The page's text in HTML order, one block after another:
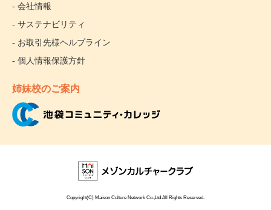
- 会社情報
- サステナビリティ
- お取引先様ヘルプライン
- 個人情報保護方針
姉妹校のご案内
Copyright(C) Maison Culture Network Co.,Ltd.All Rights Reserved.